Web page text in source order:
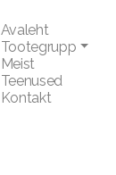
Avaleht
Tootegrupp
Meist
Teenused
Kontakt